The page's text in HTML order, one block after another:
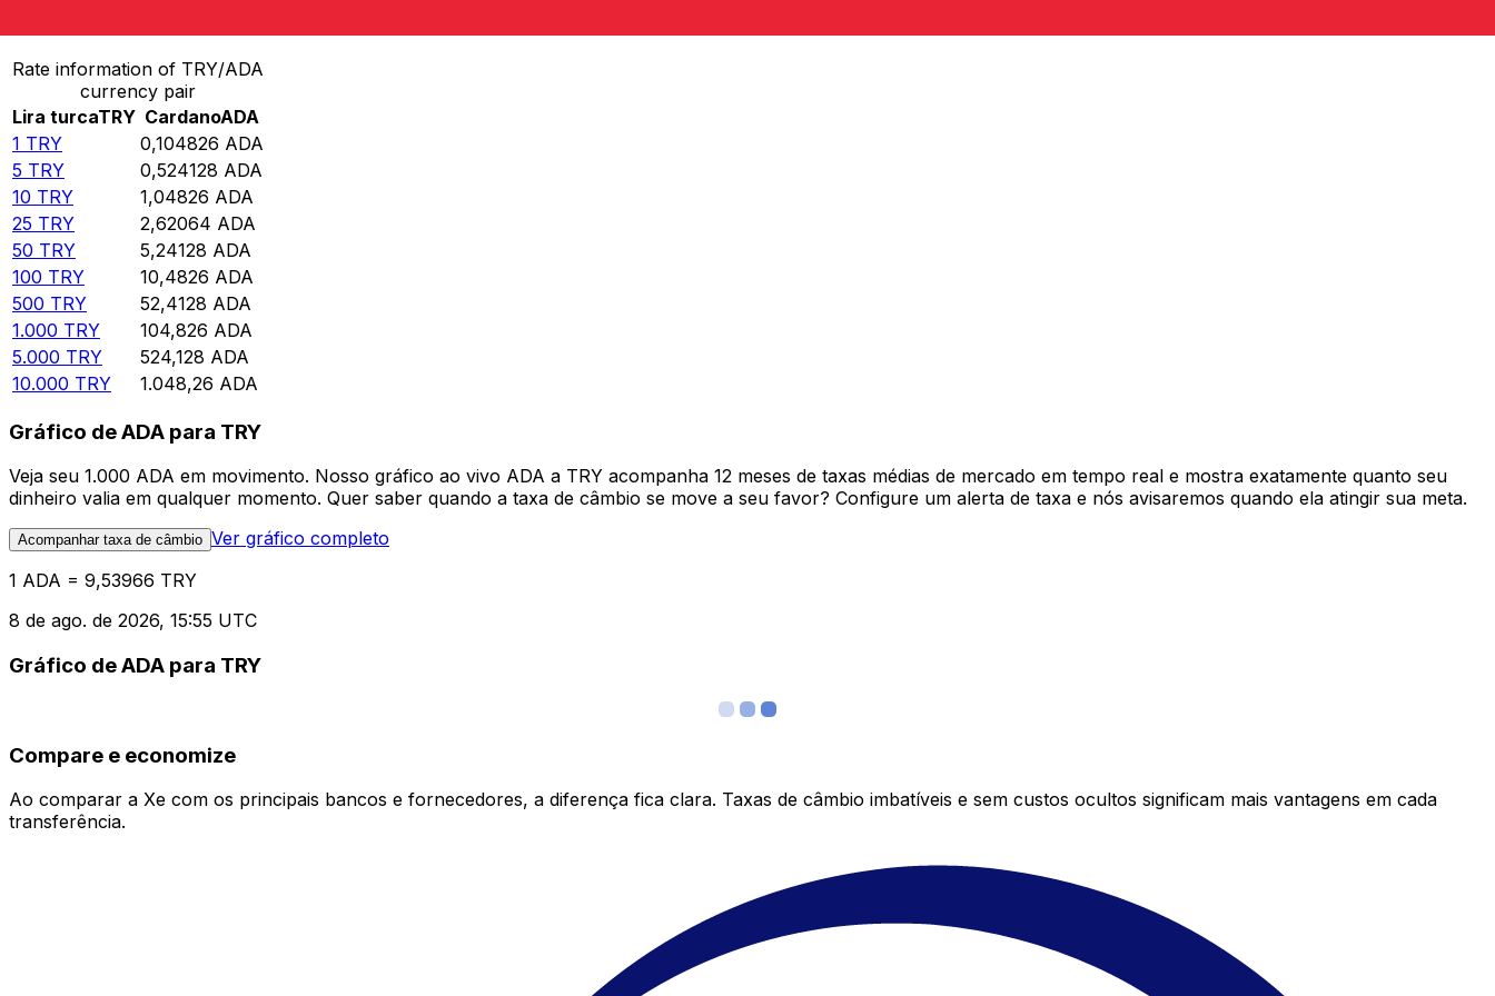
Rate information of TRY/ADA
currency pair
Lira turcaTRY CardanoADA
1 TRY 0,104826 ADA
5 TRY 0,524128 ADA
10 TRY 1,04826 ADA
25 TRY 2,62064 ADA
50 TRY 5,24128 ADA
100 TRY 10,4826 ADA
500 TRY 52,4128 ADA
1.000 TRY 104,826 ADA
5.000 TRY 524,128 ADA
10.000 TRY 1.048,26 ADA
Gráfico de ADA para TRY
Veja seu 1.000 ADA em movimento. Nosso gráfico ao vivo ADA a TRY acompanha 12 meses de taxas médias de mercado em tempo real e mostra exatamente quanto seu
dinheiro valia em qualquer momento. Quer saber quando a taxa de câmbio se move a seu favor? Configure um alerta de taxa e nós avisaremos quando ela atingir sua meta.
Acompanhar taxa de câmbio Ver gráfico completo
1 ADA = 9,53966 TRY
8 de ago. de 2026, 15:55 UTC
Gráfico de ADA para TRY
Compare e economize
Ao comparar a Xe com os principais bancos e fornecedores, a diferença fica clara. Taxas de câmbio imbatíveis e sem custos ocultos significam mais vantagens em cada
transferência.